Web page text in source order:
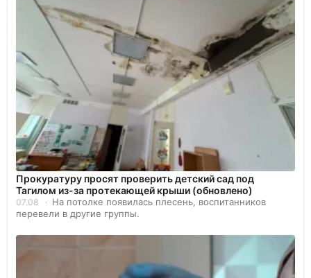
Прокуратуру просят проверить детский сад под
Тагилом из-за протекающей крыши (обновлено)
07.08
На потолке появилась плесень, воспитанников
перевели в другие группы.